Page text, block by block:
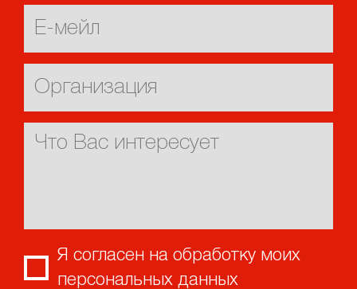
Я согласен на обработку моих
персональных данных